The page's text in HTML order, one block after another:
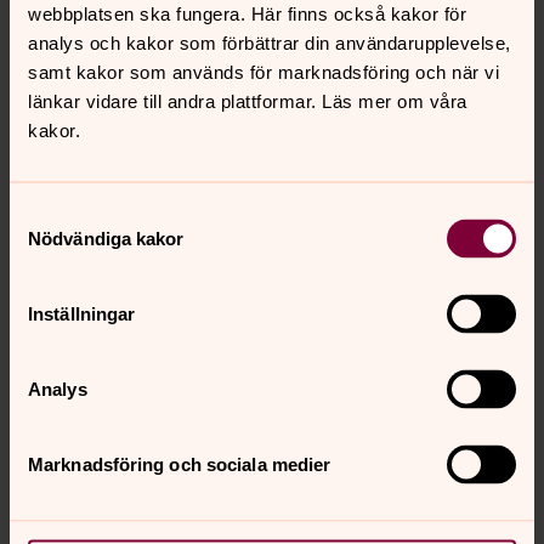
webbplatsen ska fungera. Här finns också kakor för
analys och kakor som förbättrar din användarupplevelse,
samt kakor som används för marknadsföring och när vi
länkar vidare till andra plattformar. Läs mer om våra
kakor.
Nödvändiga kakor
Inställningar
Analys
Marknadsföring och sociala medier
Publicerad 3 november 2025
2-28 november i Breviks kyrka
Visa fler nyheter